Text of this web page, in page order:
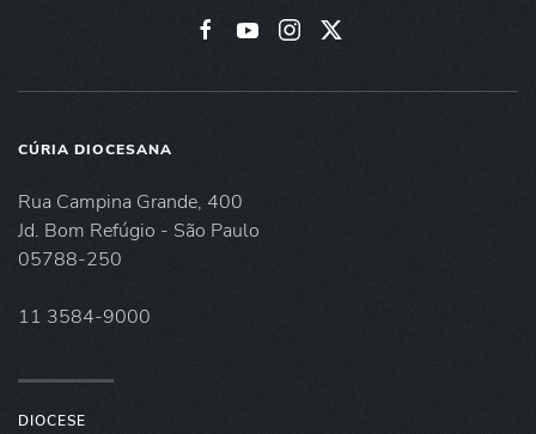
CÚRIA DIOCESANA
Rua Campina Grande, 400
Jd. Bom Refúgio - São Paulo
05788-250
11 3584-9000
DIOCESE